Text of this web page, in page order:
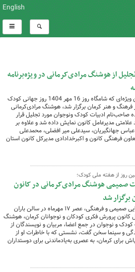
English
از هوشنگ‌ مرادی‌کرمانی در ویژه‌برنامه
در آیین ویژه‌ای که شامگاه روز 16 مهر 1404 روز جهانی کودک
فرهنگ و هنر کرمان برگزار شد، هوشنگ مرادی‌کرمانی
صاحب‌نام ادبیات کودک ونوجوان مورد تجلیل قرار
مدیرعامل کانون نمایش داده شد و علاوه بر
جهانگیریان، سیدعلی میر افضلی، محمدعلی
فرهنگی کانون و اکبرخدادادی مدیرکل کانون استان
روز از هفته ملی کودک؛
صمیمی هوشنگ مرادی‌کرمانی در کانون
برگزار شد
در فضایی صمیمی و فرهنگی، عصر ۱۷ مهرماه در سالن باران
کانون پرورش فکری کودکان و نوجوانان کرمان، هوشنگ
کودک و نوجوان در جمع اعضا، مربیان و نویسندگان از
و سینما سخن گفت، نشستی که با خاطرات او از
برای کرمان، به عصری به‌یادماندنی برای دوستداران